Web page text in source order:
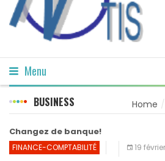
Menu
BUSINESS Home
Changez de banque!
FINANCE-COMPTABILITÉ 19